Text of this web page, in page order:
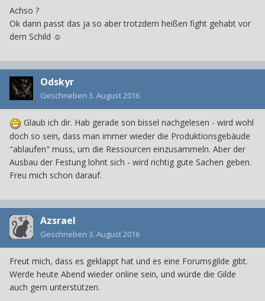
Achso ?
Ok dann passt das ja so aber trotzdem heißen fight gehabt vor
dem Schild ☺
Odskyr
Geschrieben 3. August 2016
Glaub ich dir. Hab gerade son bissel nachgelesen - wird wohl
doch so sein, dass man immer wieder die Produktionsgebäude
"ablaufen" muss, um die Ressourcen einzusammeln. Aber der
Ausbau der Festung lohnt sich - wird richtig gute Sachen geben.
Freu mich schon darauf.
Azsrael
Geschrieben 3. August 2016
Freut mich, dass es geklappt hat und es eine Forumsgilde gibt.
Werde heute Abend wieder online sein, und würde die Gilde
auch gern unterstützen.